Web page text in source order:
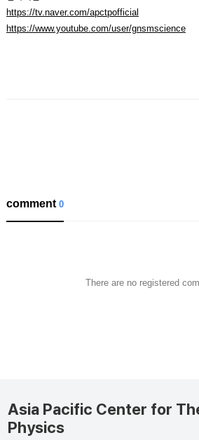
https://tv.naver.com/apctpofficial
https://www.youtube.com/user/gnsmscience
comment0
There are no registered
Asia Pacific Center for
Physics